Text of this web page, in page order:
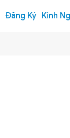
Đăng Ký Kinh